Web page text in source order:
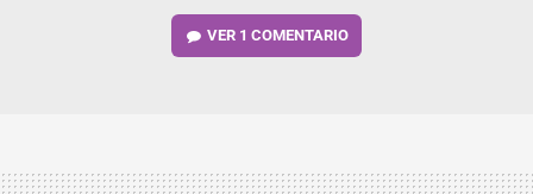
VER 1 COMENTARIO